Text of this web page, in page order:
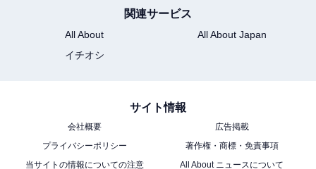
パークを回って楽しみ疲れた際に、お正月だけのお雑煮
でほっと一息つくことができますね。
和服にしめ飾りにお雑煮と、日本のお正月ならではの特
別な体験ができる東京ディズニーリゾートで、ディズニ
ーの仲間たちと一緒に新年の始まりをお祝いしてみては
いかがでしょうか。
関連サービス
All About
All About Japan
イチオシ
サイト情報
会社概要
広告掲載
プライバシーポリシー
著作権・商標・免責事項
当サイトの情報についての注意
All About ニュースについて